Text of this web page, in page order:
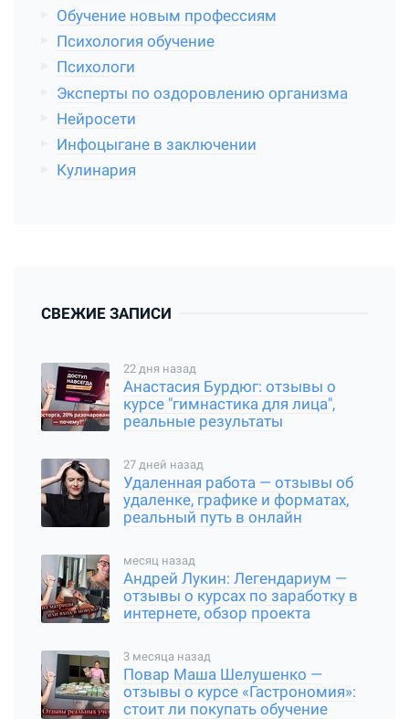
Обучение новым профессиям
Психология обучение
Психологи
Эксперты по оздоровлению организма
Нейросети
Инфоцыгане в заключении
Кулинария
СВЕЖИЕ ЗАПИСИ
22 дня назад
Анастасия Бурдюг: отзывы о
курсе "гимнастика для лица",
реальные результаты
27 дней назад
Удаленная работа — отзывы об
удаленке, графике и форматах,
реальный путь в онлайн
месяц назад
Андрей Лукин: Легендариум —
отзывы о курсах по заработку в
интернете, обзор проекта
3 месяца назад
Повар Маша Шелушенко —
отзывы о курсе «Гастрономия»:
стоит ли покупать обучение